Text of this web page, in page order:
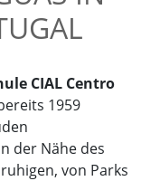
CIAL Centro
1959
der Nähe des
von Parks